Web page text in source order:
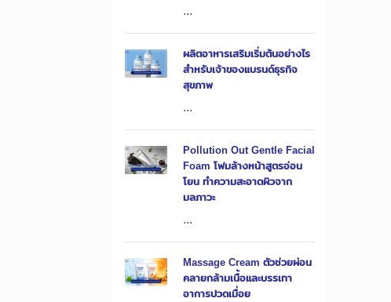
...
ผลิตอาหารเสริมเริ่มต้นอย่างไร
สำหรับเจ้าของแบรนด์ธุรกิจ
สุขภาพ
...
Pollution Out Gentle Facial
Foam โฟมล้างหน้าสูตรอ่อน
โยน ทำความสะอาดผิวจาก
มลภาวะ
...
Massage Cream ตัวช่วยผ่อน
คลายกล้ามเนื้อและบรรเทา
อาการปวดเมื่อย